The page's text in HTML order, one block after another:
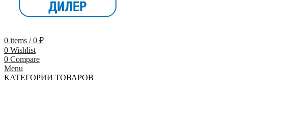
0 items / 0 ₽
0 Wishlist
0 Compare
Menu
КАТЕГОРИИ ТОВАРОВ